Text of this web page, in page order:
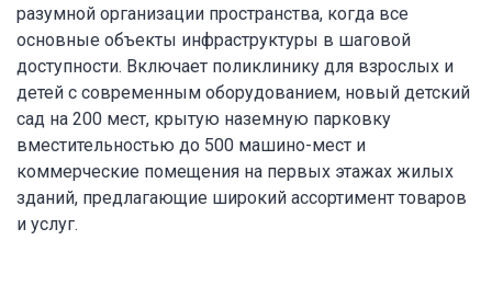
разумной организации пространства, когда все
основные объекты инфраструктуры в шаговой
доступности. Включает поликлинику для взрослых и
детей с современным оборудованием, новый детский
сад на 200 мест, крытую наземную парковку
вместительностью до 500 машино-мест и
коммерческие помещения на первых этажах жилых
зданий, предлагающие широкий ассортимент товаров
и услуг.